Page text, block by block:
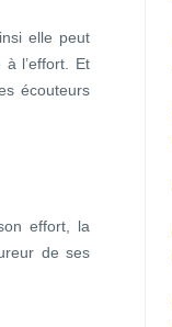
elle peut
l’effort. Et
écouteurs
effort, la
de ses